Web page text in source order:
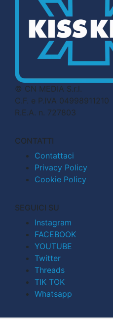
© CN MEDIA S.r.l.
C.F. e P.IVA 04998911210
R.E.A. n. 727803
CONTATTI
Contattaci
Privacy Policy
Cookie Policy
SEGUICI SU
Instagram
FACEBOOK
YOUTUBE
Twitter
Threads
TIK TOK
Whatsapp